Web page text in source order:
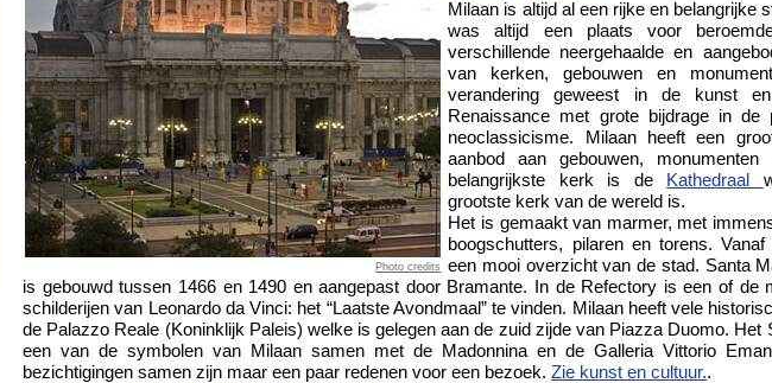
Photo credits
Milaan is altijd al een rijke en belangrijke
was altijd een plaats voor
verschillende neergehaalde en
van kerken, gebouwen en
verandering geweest in de kunst
Renaissance met grote bijdrage in de
neoclassicisme. Milaan heeft een
aanbod aan gebouwen,
belangrijkste kerk is de Kathedraal
grootste kerk van de wereld is.
Het is gemaakt van marmer, met
boogschutters, pilaren en torens.
een mooi overzicht van de stad. Santa
is gebouwd tussen 1466 en 1490 en aangepast door Bramante. In de Refectory is een of de
schilderijen van Leonardo da Vinci: het “Laatste Avondmaal” te vinden. Milaan heeft vele
de Palazzo Reale (Koninklijk Paleis) welke is gelegen aan de zuid zijde van Piazza Duomo. Het
een van de symbolen van Milaan samen met de Madonnina en de Galleria Vittorio
bezichtigingen samen zijn maar een paar redenen voor een bezoek.Zie kunst en cultuur..